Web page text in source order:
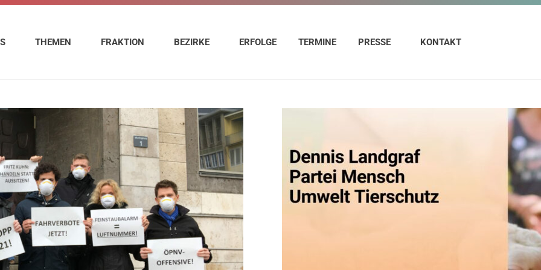
THEMEN FRAKTION BEZIRKE ERFOLGE TERMINE PRESSE KONTAKT